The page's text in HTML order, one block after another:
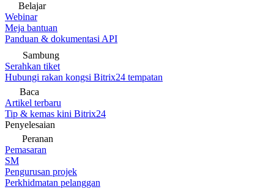
Belajar
Webinar
Meja bantuan
Panduan & dokumentasi API
Sambung
Serahkan tiket
Hubungi rakan kongsi Bitrix24 tempatan
Baca
Artikel terbaru
Tip & kemas kini Bitrix24
Penyelesaian
Peranan
Pemasaran
SM
Pengurusan projek
Perkhidmatan pelanggan